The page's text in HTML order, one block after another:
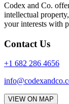
Codex and Co.
intellectual
your interests with
Contact Us
+1 682 286 4656
VIEW ON MAP